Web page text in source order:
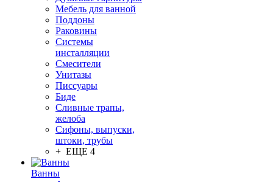
Мебель для ванной
Поддоны
Раковины
Системы
инсталляции
Смесители
Унитазы
Писсуары
Биде
Сливные трапы,
желоба
Сифоны, выпуски,
штоки, трубы
+ ЕЩЕ 4
Ванны